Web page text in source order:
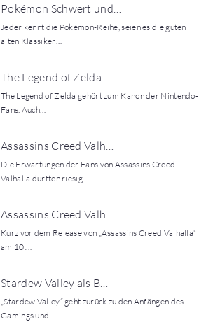
Pokémon Schwert und…
Jeder kennt die Pokémon-Reihe, seien es die guten
alten Klassiker…
The Legend of Zelda…
The Legend of Zelda gehört zum Kanon der Nintendo-
Fans. Auch…
Assassins Creed Valh…
Die Erwartungen der Fans von Assassins Creed
Valhalla dürften riesig…
Assassins Creed Valh…
Kurz vor dem Release von „Assassins Creed Valhalla“
am 10.…
Stardew Valley als B…
„Stardew Valley“ geht zurück zu den Anfängen des
Gamings und…